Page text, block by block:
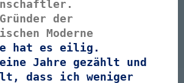
der
Moderne
hat es eilig.
Jahre gezählt und
dass ich weniger